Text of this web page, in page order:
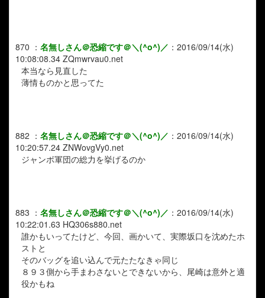
870 ： 名無しさん＠恐縮です＠＼(^o^)／ ： 2016/09/14(水)
10:08:08.34 ZQmwrvau0.net
本当なら見直した
薄情ものかと思ってた
882 ： 名無しさん＠恐縮です＠＼(^o^)／ ： 2016/09/14(水)
10:20:57.24 ZNWovgVy0.net
ジャンボ軍団の総力を挙げるのか
883 ： 名無しさん＠恐縮です＠＼(^o^)／ ： 2016/09/14(水)
10:22:01.63 HQ306s880.net
誰かもいってたけど、今回、画かいて、実際坂口を沈めたホ
ストと
そのバッグを追い込んで元たたなきゃ同じ
８９３側から手まわさないとできないから、尾崎は意外と適
役かもね